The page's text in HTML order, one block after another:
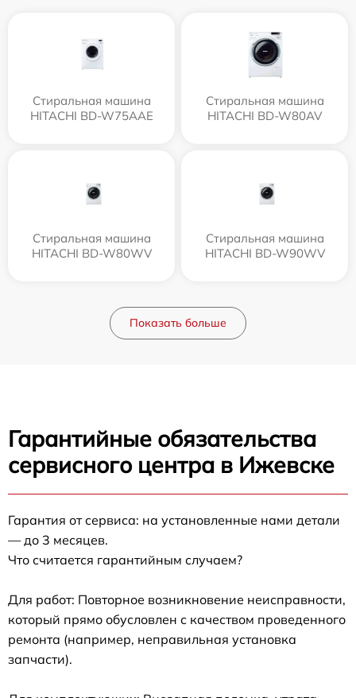
Стиральная машина
HITACHI BD-W75AAE
Стиральная машина
HITACHI BD-W80AV
Стиральная машина
HITACHI BD-W80WV
Стиральная машина
HITACHI BD-W90WV
Показать больше
Гарантийные обязательства
сервисного центра в Ижевске
Гарантия от сервиса: на установленные нами детали
— до 3 месяцев.
Что считается гарантийным случаем?
Для работ: Повторное возникновение неисправности,
который прямо обусловлен с качеством проведенного
ремонта (например, неправильная установка
запчасти).